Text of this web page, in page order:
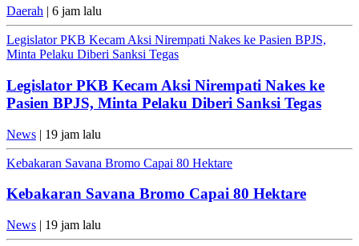
Daerah | 6 jam lalu
Legislator PKB Kecam Aksi Nirempati Nakes ke Pasien BPJS,
Minta Pelaku Diberi Sanksi Tegas
Legislator PKB Kecam Aksi Nirempati Nakes ke
Pasien BPJS, Minta Pelaku Diberi Sanksi Tegas
News | 19 jam lalu
Kebakaran Savana Bromo Capai 80 Hektare
Kebakaran Savana Bromo Capai 80 Hektare
News | 19 jam lalu